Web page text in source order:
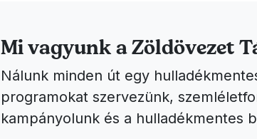
Mi vagyunk a Zöldövezet
Nálunk minden út egy
programokat szervezünk,
kampányolunk és a hulladékmentes